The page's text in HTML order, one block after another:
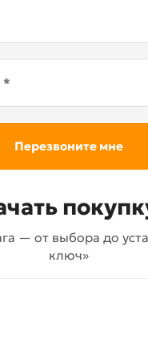
— от выбора до
ключ»